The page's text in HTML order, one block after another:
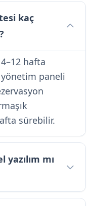
kaç
hafta
yönetim paneli
sürebilir.
yazılım mı